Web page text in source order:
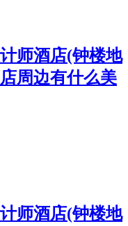
师酒店(钟楼地
周边有什么美
师酒店(钟楼地